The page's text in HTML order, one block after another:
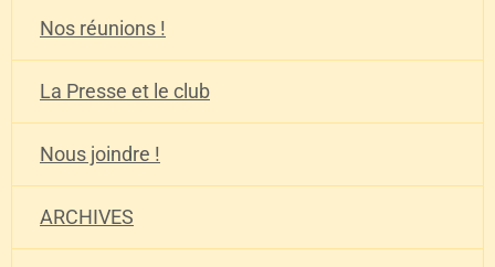
Nos réunions !
La Presse et le club
Nous joindre !
ARCHIVES